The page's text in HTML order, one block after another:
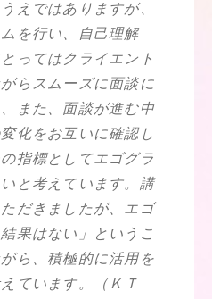
えではありますが、
を行い、自己理解
ってはクライエント
らスムーズに面談に
また、面談が進む中
化をお互いに確認し
指標としてエゴグラ
と考えています。講
だきましたが、エゴ
果はない」というこ
ら、積極的に活用を
ています。（ＫＴ